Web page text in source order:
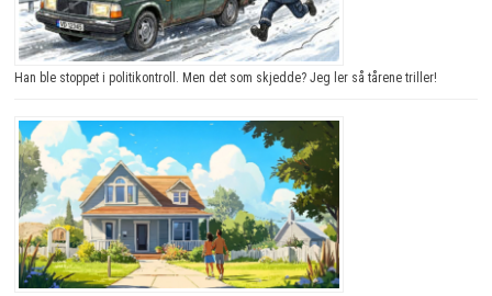
Han ble stoppet i politikontroll. Men det som skjedde? Jeg ler så tårene triller!